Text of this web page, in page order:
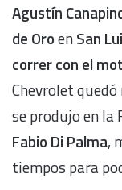
Agustín
de OroenSan Lui
correr con el
Chevrolet
se produjo en la
Fabio Di Palma,
tiempos para